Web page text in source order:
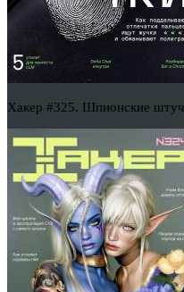
Хакер #325. Шпионские